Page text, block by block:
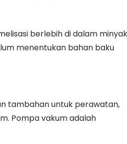
berlebih di dalam
menentukan bahan baku
tambahan untuk perawatan,
Pompa vakum adalah